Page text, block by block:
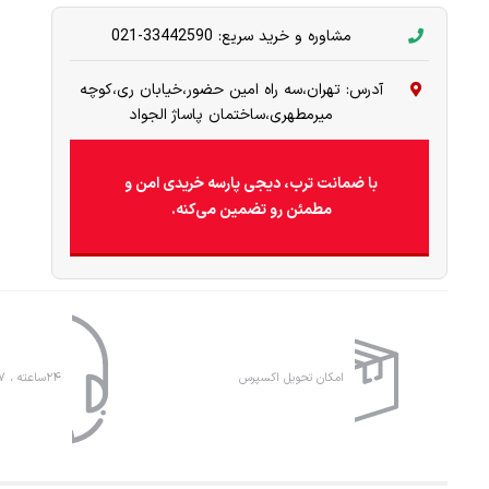
مشاوره و خرید سریع: 33442590-021
آدرس: تهران،سه راه امین حضور،خیابان ری،کوچه
میرمطهری،ساختمان پاساژ الجواد
با ضمانت ترب، دیجی پارسه خریدی امن و
مطمئن رو تضمین می‌کنه.
امکان تحویل اکسپرس ۲۴ساعته ، ۷روز هفته